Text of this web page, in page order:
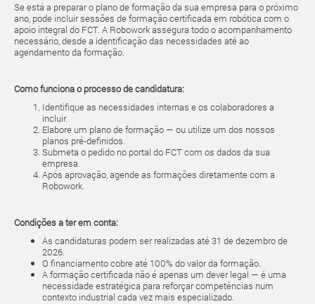
Se está a preparar o plano de formação da sua empresa para o próximo
ano, pode incluir sessões de formação certificada em robótica com o
apoio integral do FCT. A Robowork assegura todo o acompanhamento
necessário, desde a identificação das necessidades até ao
agendamento da formação.
Como funciona o processo de candidatura:
Identifique as necessidades internas e os colaboradores a
incluir.
Elabore um plano de formação — ou utilize um dos nossos
planos pré-definidos.
Submeta o pedido no portal do FCT com os dados da sua
empresa.
Após aprovação, agende as formações diretamente com a
Robowork.
Condições a ter em conta:
As candidaturas podem ser realizadas até 31 de dezembro de
2026.
O financiamento cobre até 100% do valor da formação.
A formação certificada não é apenas um dever legal — é uma
necessidade estratégica para reforçar competências num
contexto industrial cada vez mais especializado.